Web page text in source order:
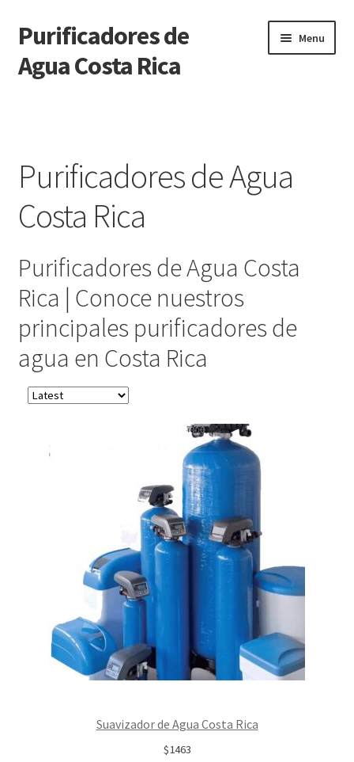
Skip
to
navigation
Skip
to
content
Purificadores de
Agua Costa Rica
Menu
Tienda
Carrito de Compras
Pasar por Caja
Mi Cuenta
Blog
Contacto
Purificadores de Agua
Costa Rica
Purificadores de Agua Costa
Rica | Conoce nuestros
principales purificadores de
agua en Costa Rica
Order
Suavizador de Agua Costa Rica
$1463